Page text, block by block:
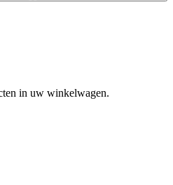
in uw winkelwagen.